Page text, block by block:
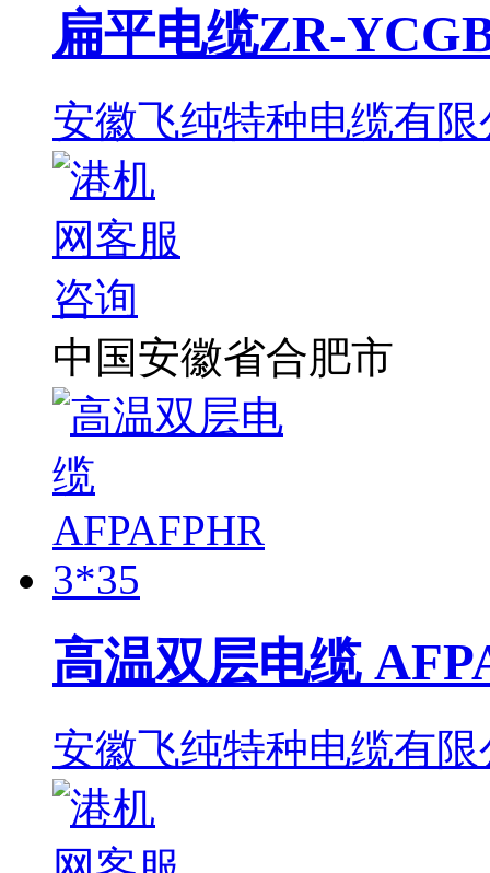
扁平电缆ZR-
安徽飞纯特种电缆有限
中国安徽省合肥市
高温双层电缆
安徽飞纯特种电缆有限